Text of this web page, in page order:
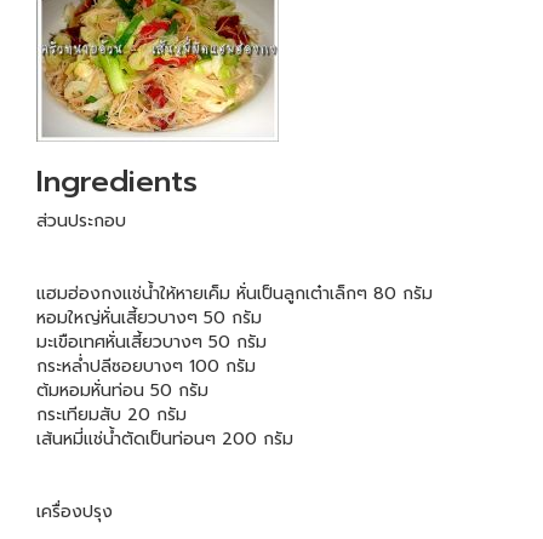
Ingredients
ส่วนประกอบ
แฮมฮ่องกงแช่น้ำให้หายเค็ม หั่นเป็นลูกเต๋าเล็กๆ 80 กรัม
หอมใหญ่หั่นเสี้ยวบางๆ 50 กรัม
มะเขือเทศหั่นเสี้ยวบางๆ 50 กรัม
กระหล่ำปลีซอยบางๆ 100 กรัม
ต้มหอมหั่นท่อน 50 กรัม
กระเทียมสับ 20 กรัม
เส้นหมี่แช่น้ำตัดเป็นท่อนๆ 200 กรัม
เครื่องปรุง